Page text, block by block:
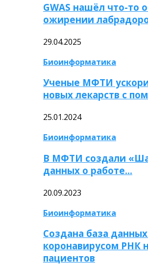
GWAS нашёл что-то
ожирении
29.04.2025
Биоинформатика
Ученые МФТИ
новых лекарств с
25.01.2024
Биоинформатика
В МФТИ создали
данных о работе…
20.09.2023
Биоинформатика
Создана база
коронавирусом РНК
пациентов